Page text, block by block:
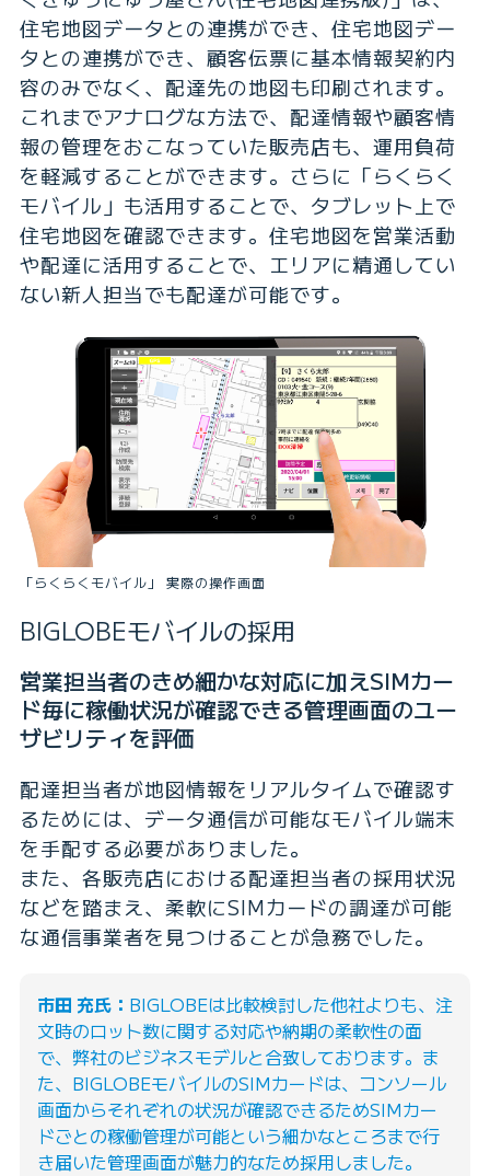
住宅地図データとの連携ができ、住宅地図デー
タとの連携ができ、顧客伝票に基本情報契約内
容のみでなく、配達先の地図も印刷されます。
これまでアナログな方法で、配達情報や顧客情
報の管理をおこなっていた販売店も、運用負荷
を軽減することができます。さらに「らくらく
モバイル」も活用することで、タブレット上で
住宅地図を確認できます。住宅地図を営業活動
や配達に活用することで、エリアに精通してい
ない新人担当でも配達が可能です。
「らくらくモバイル」 実際の操作画面
BIGLOBEモバイルの採用
営業担当者のきめ細かな対応に加えSIMカー
ド毎に稼働状況が確認できる管理画面のユー
ザビリティを評価
配達担当者が地図情報をリアルタイムで確認す
るためには、データ通信が可能なモバイル端末
を手配する必要がありました。
また、各販売店における配達担当者の採用状況
などを踏まえ、柔軟にSIMカードの調達が可能
な通信事業者を見つけることが急務でした。
市田 充氏： BIGLOBEは比較検討した他社よりも、注
文時のロット数に関する対応や納期の柔軟性の面
で、弊社のビジネスモデルと合致しております。ま
た、BIGLOBEモバイルのSIMカードは、コンソール
画面からそれぞれの状況が確認できるためSIMカー
ドごとの稼働管理が可能という細かなところまで行
き届いた管理画面が魅力的なため採用しました。